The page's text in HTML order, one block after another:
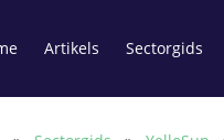
Artikels Sectorgids